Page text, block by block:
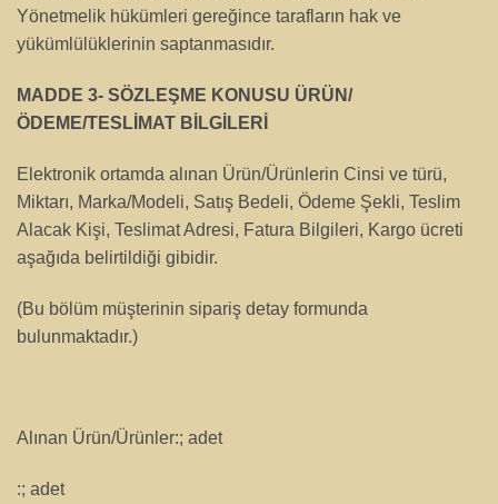
Yönetmelik hükümleri gereğince tarafların hak ve
yükümlülüklerinin saptanmasıdır.
MADDE 3- SÖZLEŞME KONUSU ÜRÜN/
ÖDEME/TESLİMAT BİLGİLERİ
Elektronik ortamda alınan Ürün/Ürünlerin Cinsi ve türü,
Miktarı, Marka/Modeli, Satış Bedeli, Ödeme Şekli, Teslim
Alacak Kişi, Teslimat Adresi, Fatura Bilgileri, Kargo ücreti
aşağıda belirtildiği gibidir.
(Bu bölüm müşterinin sipariş detay formunda
bulunmaktadır.)
Alınan Ürün/Ürünler:; adet
:; adet